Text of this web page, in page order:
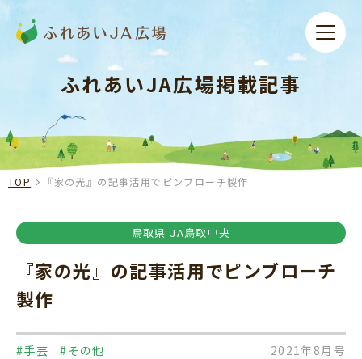
ふれあいJA広場掲載記事
TOP 『家の光』の記事活用でピンブローチ製作
鳥取県 JA鳥取中央
『家の光』の記事活用でピンブローチ
製作
#手芸 #その他 2021年8月号